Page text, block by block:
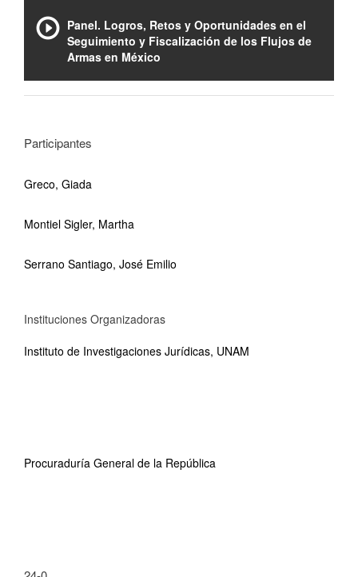
Panel. Logros, Retos y Oportunidades en el
Seguimiento y Fiscalización de los Flujos de
Armas en México
Participantes
Greco, Giada
Montiel Sigler, Martha
Serrano Santiago, José Emilio
Instituciones Organizadoras
Instituto de Investigaciones Jurídicas, UNAM
Procuraduría General de la República